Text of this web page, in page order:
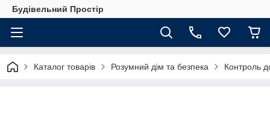
Будівельний Простір
Каталог товарів Розумний дім та безпека Контроль